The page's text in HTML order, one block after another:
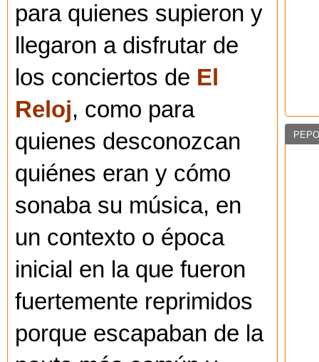
para quienes supieron y
llegaron a disfrutar de
los conciertos de El
Reloj, como para
quienes desconozcan
quiénes eran y cómo
sonaba su música, en
un contexto o época
inicial en la que fueron
fuertemente reprimidos
porque escapaban de la